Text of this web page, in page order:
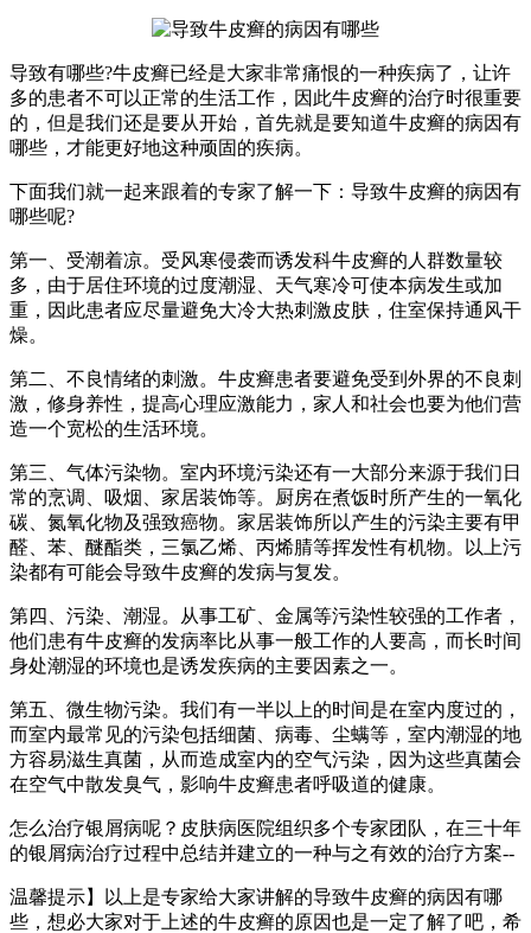
导致有哪些?牛皮癣已经是大家非常痛恨的一种疾病了，让许
多的患者不可以正常的生活工作，因此牛皮癣的治疗时很重要
的，但是我们还是要从开始，首先就是要知道牛皮癣的病因有
哪些，才能更好地这种顽固的疾病。
下面我们就一起来跟着的专家了解一下：导致牛皮癣的病因有
哪些呢?
第一、受潮着凉。受风寒侵袭而诱发科牛皮癣的人群数量较
多，由于居住环境的过度潮湿、天气寒冷可使本病发生或加
重，因此患者应尽量避免大冷大热刺激皮肤，住室保持通风干
燥。
第二、不良情绪的刺激。牛皮癣患者要避免受到外界的不良刺
激，修身养性，提高心理应激能力，家人和社会也要为他们营
造一个宽松的生活环境。
第三、气体污染物。室内环境污染还有一大部分来源于我们日
常的烹调、吸烟、家居装饰等。厨房在煮饭时所产生的一氧化
碳、氮氧化物及强致癌物。家居装饰所以产生的污染主要有甲
醛、苯、醚酯类，三氯乙烯、丙烯腈等挥发性有机物。以上污
染都有可能会导致牛皮癣的发病与复发。
第四、污染、潮湿。从事工矿、金属等污染性较强的工作者，
他们患有牛皮癣的发病率比从事一般工作的人要高，而长时间
身处潮湿的环境也是诱发疾病的主要因素之一。
第五、微生物污染。我们有一半以上的时间是在室内度过的，
而室内最常见的污染包括细菌、病毒、尘螨等，室内潮湿的地
方容易滋生真菌，从而造成室内的空气污染，因为这些真菌会
在空气中散发臭气，影响牛皮癣患者呼吸道的健康。
怎么治疗银屑病呢？皮肤病医院组织多个专家团队，在三十年
的银屑病治疗过程中总结并建立的一种与之有效的治疗方案--
温馨提示】以上是专家给大家讲解的导致牛皮癣的病因有哪
些，想必大家对于上述的牛皮癣的原因也是一定了解了吧，希